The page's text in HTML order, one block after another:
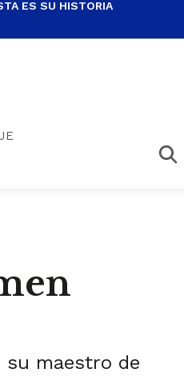
ES SU HISTORIA
su maestro de